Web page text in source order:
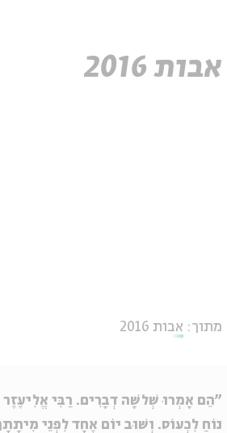
אבות 2016
מתוך: אבות 2016
"הֵם אָמְרוּ שְׁלשָׁה דְבָרִים. רַבִּי אֱלִיעֶזֶר
נוֹחַ לִכְעוֹס. וְשׁוּב יוֹם אֶחָד לִפְנֵי